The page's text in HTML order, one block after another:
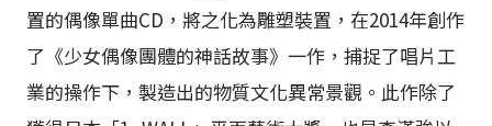
置的偶像單曲CD，將之化為雕塑裝置，在2014年創作
了《少女偶像團體的神話故事》一作，捕捉了唱片工
業的操作下，製造出的物質文化異常景觀。此作除了